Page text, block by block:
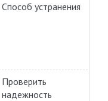
Способ устранения
Проверить
надежность